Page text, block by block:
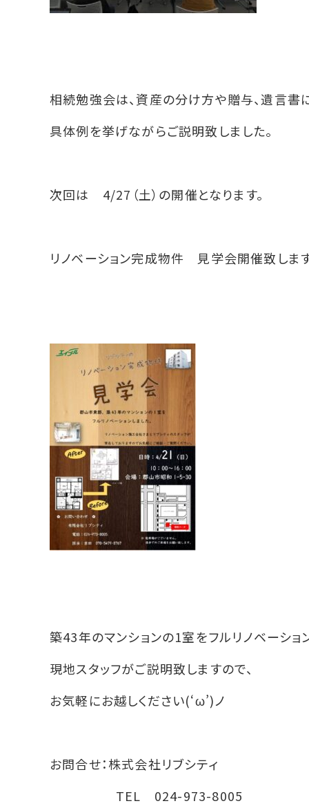
相続勉強会は、資産の分け方や贈与、遺言書
具体例を挙げながらご説明致しました。
次回は 4/27（土）の開催となります。
リノベーション完成物件 見学会開催致します
築43年のマンションの1室をフルリノベーショ
現地スタッフがご説明致しますので、
お気軽にお越しください(‘ω’)ノ
お問合せ：株式会社リブシティ
TEL 024-973-8005